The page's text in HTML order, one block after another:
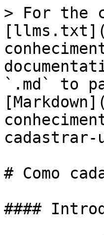
> For the
`.md` to
cadastrar-
# Como
####